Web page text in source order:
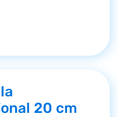
20 cm